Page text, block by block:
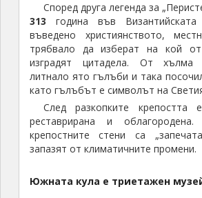
Според друга легенда за
313 година във
въведено християнството,
трябвало да изберат на кой
изградят цитадела. От хълма
литнало ято гълъби и така
като гълъбът е символът на
След разкопките крепостта
реставрирана и
крепостните стени са
запазят от климатичните промени.
Южната кула е триетажен